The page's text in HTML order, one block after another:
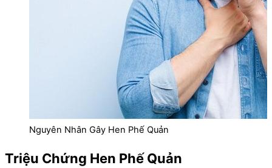
Nguyên Nhân Gây Hen Phế Quản
Triệu Chứng Hen Phế Quản